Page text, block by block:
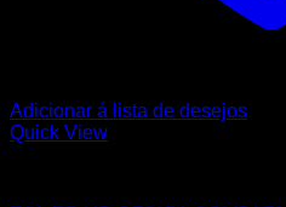
Adicionar á lista de desejos
Quick View